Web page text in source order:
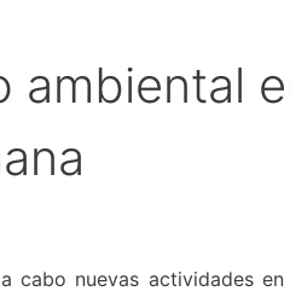
cabo nuevas actividades